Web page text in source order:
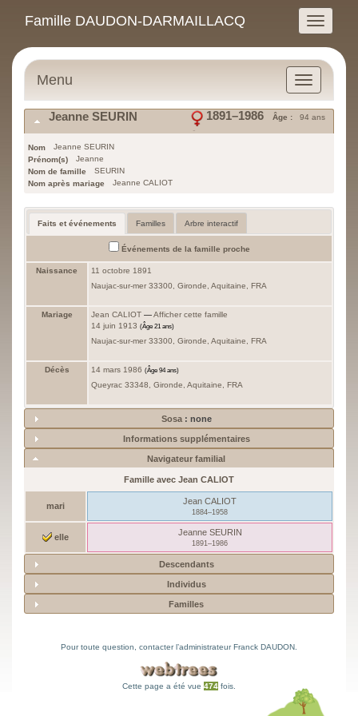
Famille DAUDON-DARMAILLACQ
Menu
Jeanne SEURIN Âge : 94 ans
1891–1986
Nom Jeanne SEURIN
Prénom(s)
Jeanne
Nom de famille
SEURIN
Nom après mariage
Jeanne CALIOT
Faits et événements Familles Arbre interactif
Événements de la famille proche
Naissance
11 octobre 1891
Naujac-sur-mer 33300, Gironde, Aquitaine, FRA
Mariage Jean CALIOT —Afficher cette famille
14 juin 1913 (Âge 21 ans)
Naujac-sur-mer 33300, Gironde, Aquitaine, FRA
Décès 14 mars 1986 (Âge 94 ans)
Queyrac 33348, Gironde, Aquitaine, FRA
Sosa : none
Informations supplémentaires
Navigateur familial
Famille avec Jean CALIOT
mari Jean CALIOT
1884–1958
elle Jeanne SEURIN
1891–1986
Descendants
Individus
Familles
Pour toute question, contacter l’administrateurFranck DAUDON.
Cette page a été vue 474fois.